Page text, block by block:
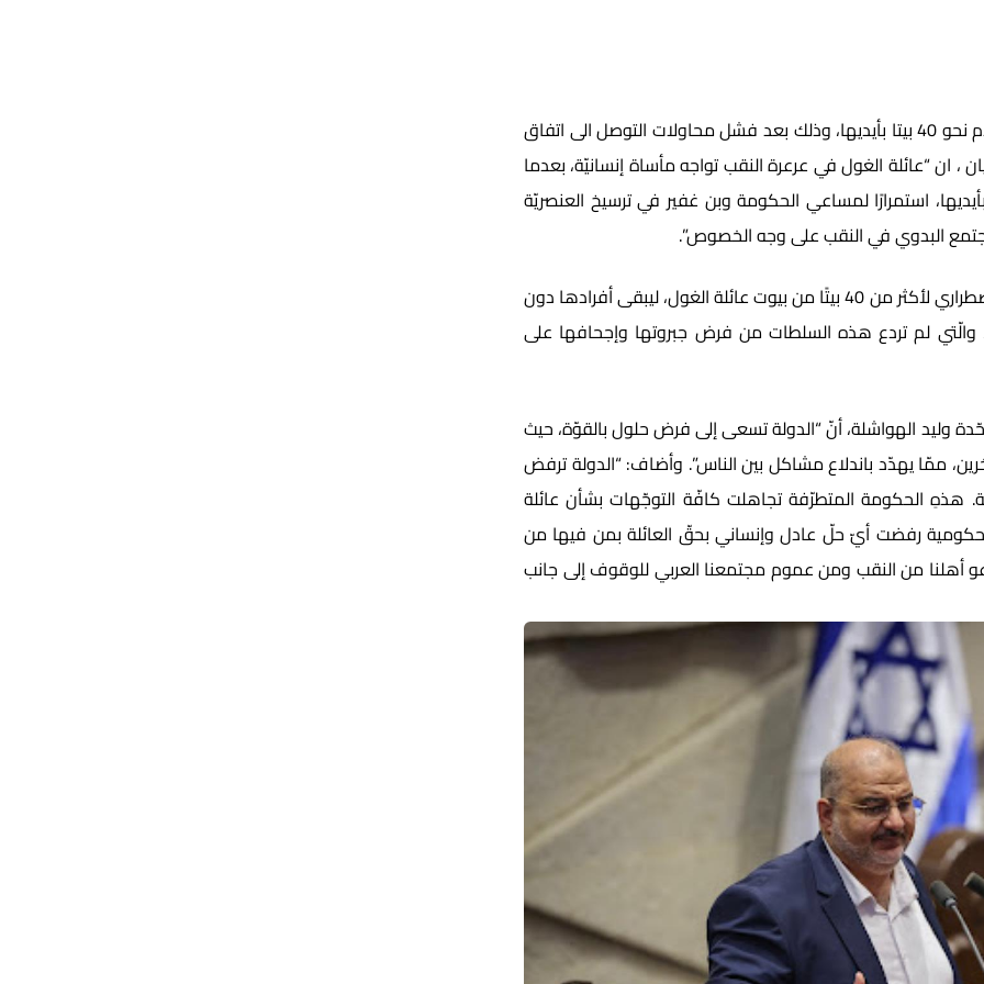
وفي النقب، قامت عائلة الغول في عرعرة النقب بهدم نحو 40 بيتا بأيديها، وذلك بعد فشل محاولات التوصل الى اتفاق
، ان “عائلة الغول في عرعرة النقب تواجه مأساة إنسانيّة، بعدما
استمرارًا لمساعي الحكومة وبن غفير في ترسيخ العنصريّة
البدوي في النقب على وجه الخصوص”.
وأوضحت الموحدّة في البيان، أنّ “الحديث عن هدمٍ اضطراري لأكثر من 40 بيتًا من بيوت عائلة الغول، ليبقى أفرادها دون
والّتي لم تردع هذه السلطات من فرض جبروتها وإجحافها على
وليد الهواشلة، أنّ “الدولة تسعى إلى فرض حلول بالقوّة، حيث
ممّا يهدّد باندلاع مشاكل بين الناس”. وأضاف: “الدولة ترفض
هذهِ الحكومة المتطرّفة تجاهلت كافّة التوجّهات بشأن عائلة
رفضت أيّ حلّ عادل وإنساني بحقّ العائلة بمن فيها من
أهلنا من النقب ومن عموم مجتمعنا العربي للوقوف إلى جانب